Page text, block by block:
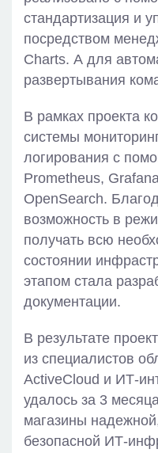
стандартизация и
посредством
Charts. А для
развертывания
В рамках проекта
системы
логирования с
Prometheus,
OpenSearch.
возможность в
получать всю
состоянии
этапом стала
документации.
В результате
из специалистов
ActiveCloud и ИТ-
удалось за 3
магазины
безопасной ИТ-